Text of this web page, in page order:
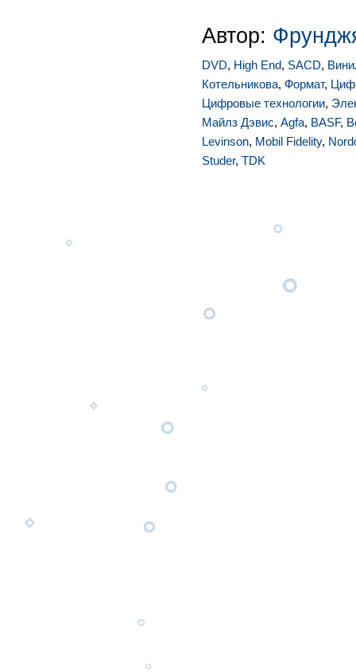
Автор:
DVD, High End, SACD,
Котельникова, Формат,
Цифровые технологии,
Майлз Дэвис, Agfa, BASF,
Levinson, Mobil Fidelity,
Studer, TDK